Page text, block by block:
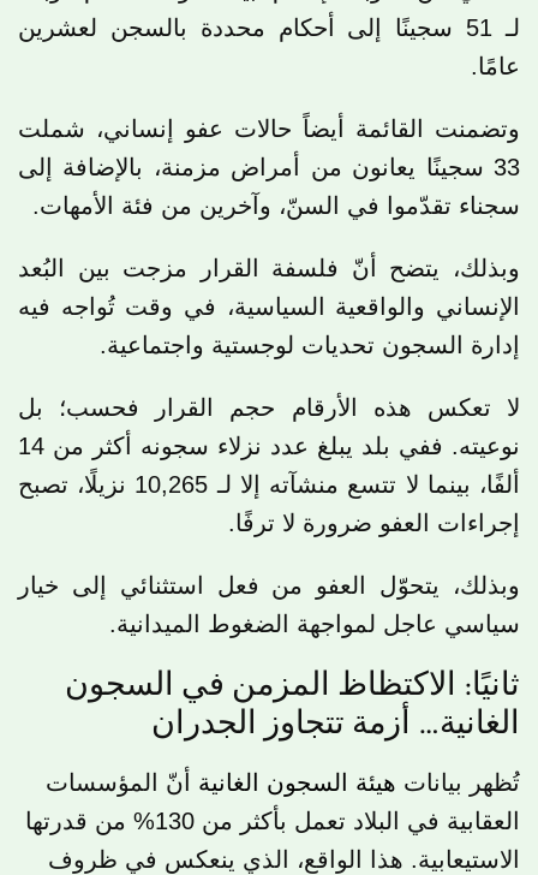
لـ 51 سجينًا إلى أحكام محددة بالسجن لعشرين
عامًا.
وتضمنت القائمة أيضاً حالات عفو إنساني، شملت
33 سجينًا يعانون من أمراض مزمنة، بالإضافة إلى
سجناء تقدّموا في السنّ، وآخرين من فئة الأمهات.
وبذلك، يتضح أنّ فلسفة القرار مزجت بين البُعد
الإنساني والواقعية السياسية، في وقت تُواجه فيه
إدارة السجون تحديات لوجستية واجتماعية.
لا تعكس هذه الأرقام حجم القرار فحسب؛ بل
نوعيته. ففي بلد يبلغ عدد نزلاء سجونه أكثر من 14
ألفًا، بينما لا تتسع منشآته إلا لـ 10,265 نزيلًا، تصبح
إجراءات العفو ضرورة لا ترفًا.
وبذلك، يتحوّل العفو من فعل استثنائي إلى خيار
سياسي عاجل لمواجهة الضغوط الميدانية.
ثانيًا: الاكتظاظ المزمن في السجون
الغانية… أزمة تتجاوز الجدران
تُظهر بيانات هيئة السجون الغانية أنّ المؤسسات
العقابية في البلاد تعمل بأكثر من 130% من قدرتها
الاستيعابية. هذا الواقع، الذي ينعكس في ظروف